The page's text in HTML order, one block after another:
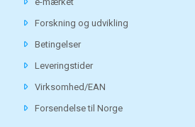
Forskning og udvikling
Betingelser
Leveringstider
Virksomhed/EAN
Forsendelse til Norge